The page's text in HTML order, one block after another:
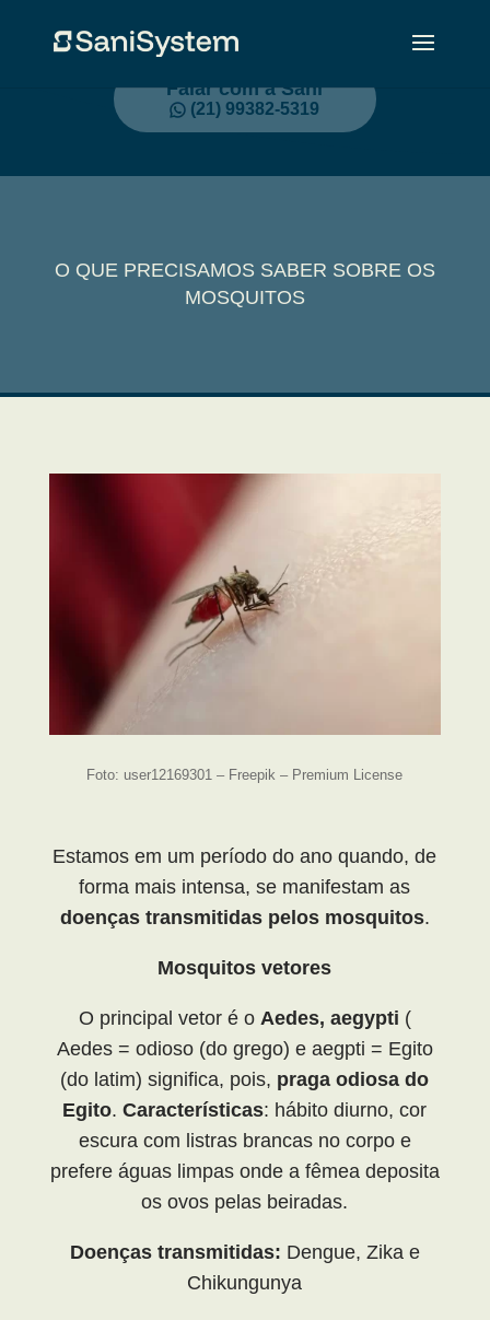
Falar com a Sani
(21) 99382-5319
O QUE PRECISAMOS SABER SOBRE OS
MOSQUITOS
Foto: user12169301 – Freepik – Premium License
Estamos em um período do ano quando, de
forma mais intensa, se manifestam as
doenças transmitidas pelos mosquitos.
Mosquitos vetores
O principal vetor é o Aedes, aegypti (
Aedes = odioso (do grego) e aegpti = Egito
(do latim) significa, pois, praga odiosa do
Egito.Características: hábito diurno, cor
escura com listras brancas no corpo e
prefere águas limpas onde a fêmea deposita
os ovos pelas beiradas.
Doenças transmitidas: Dengue, Zika e
Chikungunya